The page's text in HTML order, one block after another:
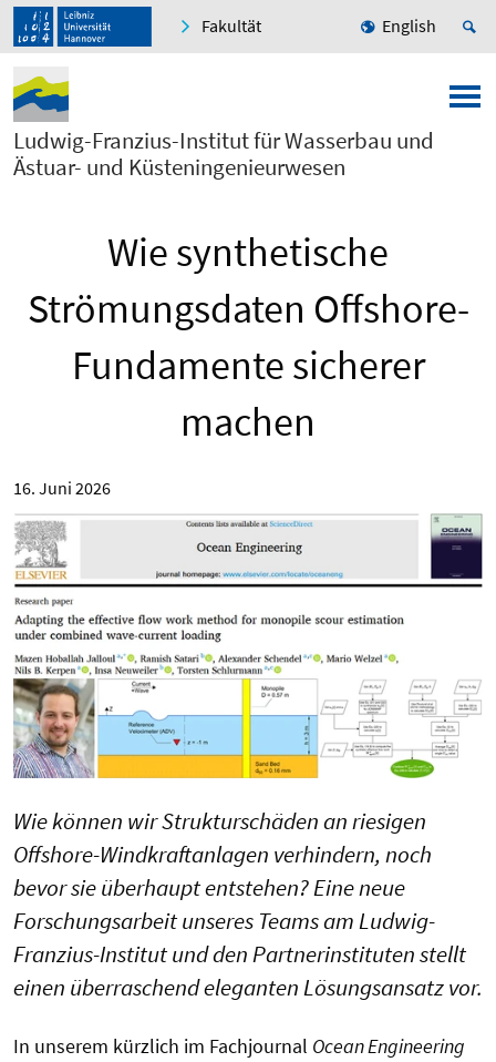
Fakultät English
Ludwig-Franzius-Institut für Wasserbau und
Ästuar- und Küsteningenieurwesen
Wie synthetische
Strömungsdaten Offshore-
Fundamente sicherer
machen
16. Juni 2026
Wie können wir Strukturschäden an riesigen
Offshore-Windkraftanlagen verhindern, noch
bevor sie überhaupt entstehen? Eine neue
Forschungsarbeit unseres Teams am Ludwig-
Franzius-Institut und den Partnerinstituten stellt
einen überraschend eleganten Lösungsansatz vor.
In unserem kürzlich im Fachjournal Ocean Engineering